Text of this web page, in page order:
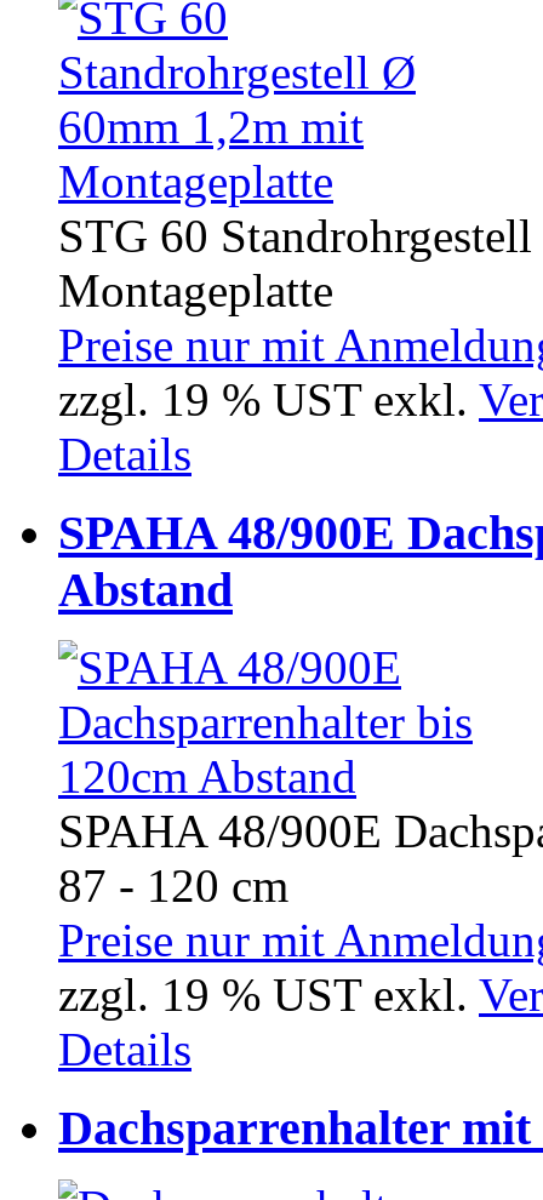
STG 60
Montageplatte
Preise nur mit
zzgl. 19 % UST exkl.
Details
SPAHA 48/900E
Abstand
SPAHA 48/900E
87 - 120 cm
Preise nur mit
zzgl. 19 % UST exkl.
Details
Dachsparrenhalter